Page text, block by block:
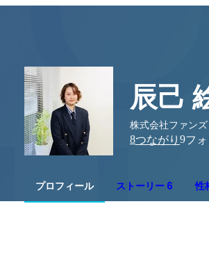
辰己
株式会社ファン
8つながり 9フ
プロフィール ストーリー 6 性